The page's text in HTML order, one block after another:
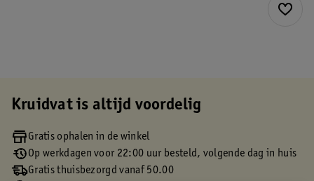
Kruidvat is altijd voordelig
Gratis ophalen in de winkel
Op werkdagen voor 22:00 uur besteld, volgende dag in huis
Gratis thuisbezorgd vanaf 50.00